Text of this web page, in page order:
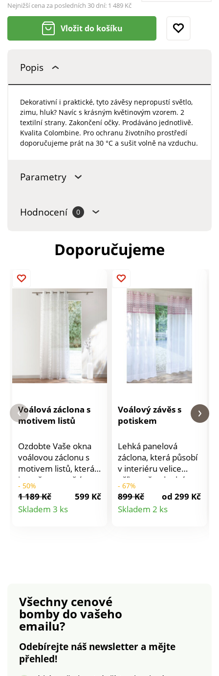
Nejnižší cena za posledních 30 dní: 1 489 Kč
Vložit do košíku
Popis
Dekorativní i praktické, tyto závěsy nepropustí světlo,
zimu, hluk? Navíc s krásným květinovým vzorem. 2
textilní strany. Zakončení očky. Prodáváno jednotlivě.
Kvalita Colombine. Pro ochranu životního prostředí
doporučujeme prát na 30 °C a sušit volně na vzduchu.
Parametry
Hodnocení 0
Doporučujeme
Voálová záclona s
motivem listů
Ozdobte Vaše okna
voálovou záclonu s
motivem listů, která
jemně propouští
světlo a stane se
dekorativním prvkem
interiéru. Připraveno
známka označuje
textilní výrobky, které
byly podrobeny
na široké spektrum
škodlivých látek a
- 50%
1 189 Kč
599 Kč
Skladem 3 ks
Detail
Voálový závěs s
potiskem
Lehká panelová
záclona, která působí
v interiéru velice
příjemně a doplní
design vašeho pokoje
přímo nadčasově.
- 67%
899 Kč
od 299 Kč
Skladem 2 ks
Detail
Všechny cenové
bombydo vašeho
emailu?
Odebírejte náš newsletter a mějte
přehled!